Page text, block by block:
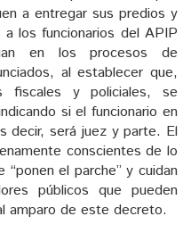
a entregar sus predios y
los funcionarios del APIP
en los procesos de
al establecer que,
fiscales y policiales, se
si el funcionario en
decir, será juez y parte. El
conscientes de lo
el parche” y cuidan
públicos que pueden
amparo de este decreto.